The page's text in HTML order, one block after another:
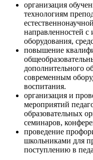
организация
технологиям
направленностей с
оборудования,
повышение
дополнительного
современным
воспитания.
организация и
мероприятий
образовательных
семинаров,
проведение
школьниками для
поступлению в